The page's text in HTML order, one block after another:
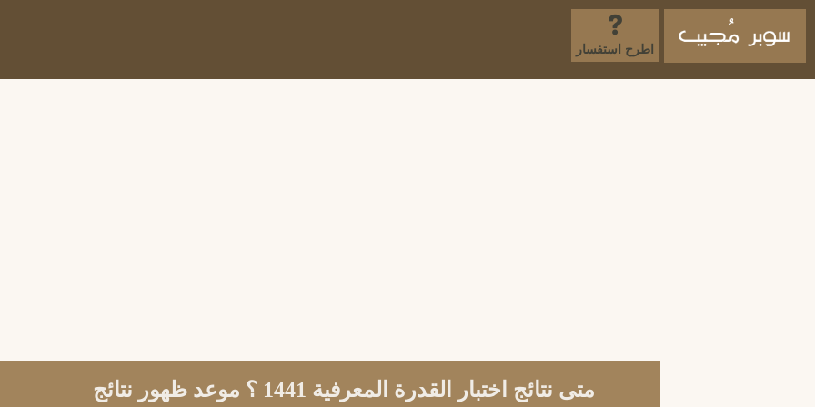
اطرح استفسار
متى نتائج اختبار القدرة المعرفية 1441 ؟ موعد ظهور نتائج